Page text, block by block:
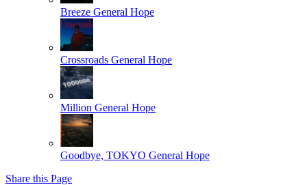
Breeze General Hope
Crossroads General Hope
Million General Hope
Goodbye, TOKYO General Hope
Share this Page